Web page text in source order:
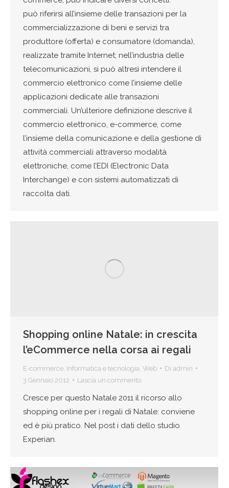
può riferirsi all’insieme delle transazioni per la
commercializzazione di beni e servizi tra
produttore (offerta) e consumatore (domanda),
realizzate tramite Internet; nell’industria delle
telecomunicazioni, si può altresì intendere il
commercio elettronico come l’insieme delle
applicazioni dedicate alle transazioni
commerciali. Un’ulteriore definizione descrive il
commercio elettronico, e-commerce, come
l’insieme della comunicazione e della gestione di
attività commerciali attraverso modalità
elettroniche, come l’EDI (Electronic Data
Interchange) e con sistemi automatizzati di
raccolta dati.
Shopping online Natale: in crescita
l’eCommerce nella corsa ai regali
E-commerce Informatica e tecnologia Web Di admin
3 Gennaio 2012
Lascia un commento
Cresce per questo Natale 2011 il ricorso allo
shopping online per i regali di Natale: conviene
ed è più pratico. Nel post i dati dello studio
Experian.